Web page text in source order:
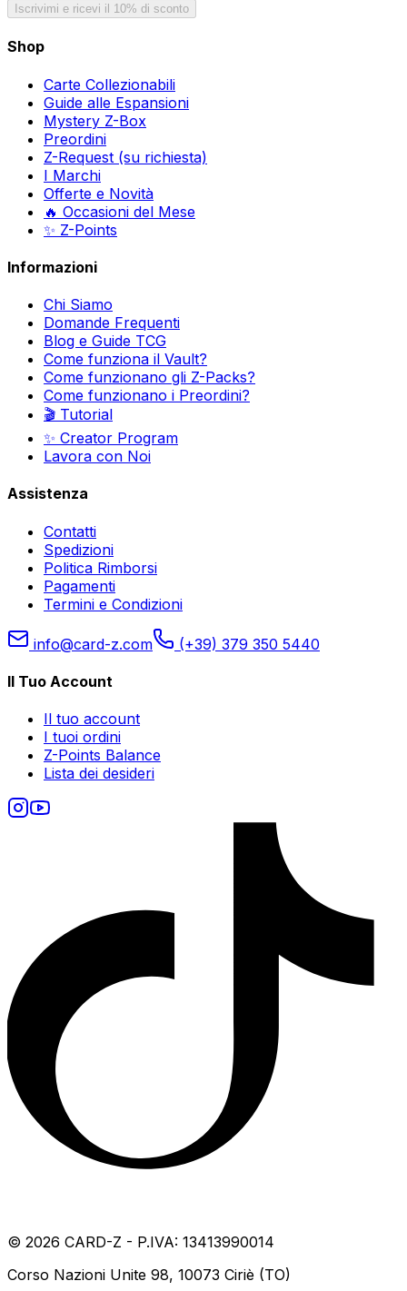
Iscrivimi e ricevi il 10% di sconto
Shop
Carte Collezionabili
Guide alle Espansioni
Mystery Z-Box
Preordini
Z-Request (su richiesta)
I Marchi
Offerte e Novità
🔥 Occasioni del Mese
✨ Z-Points
Informazioni
Chi Siamo
Domande Frequenti
Blog e Guide TCG
Come funziona il Vault?
Come funzionano gli Z-Packs?
Come funzionano i Preordini?
🎬 Tutorial
✨ Creator Program
Lavora con Noi
Assistenza
Contatti
Spedizioni
Politica Rimborsi
Pagamenti
Termini e Condizioni
info@card-z.com (+39) 379 350 5440
Il Tuo Account
Il tuo account
I tuoi ordini
Z-Points Balance
Lista dei desideri
© 2026 CARD-Z - P.IVA: 13413990014
Corso Nazioni Unite 98, 10073 Ciriè (TO)